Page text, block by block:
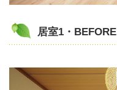
居室1・BEFORE